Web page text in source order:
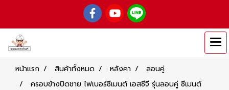
หน้าแรก สินค้าทั้งหมด หลังคา
ลอนคู่
ครอบข้างปิดชาย ไฟเบอร์ซีเมนต์ เอสซีจี รุ่นลอนคู่ ซีเมนต์